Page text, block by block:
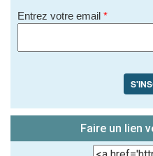
Entrez votre email *
Faire un lien